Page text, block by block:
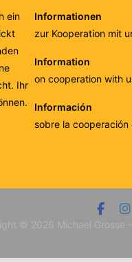
ein
Ihr
Informationen
zur Kooperation mit
Information
on cooperation with
Información
sobre la cooperación
© 2026 Michael Grosse